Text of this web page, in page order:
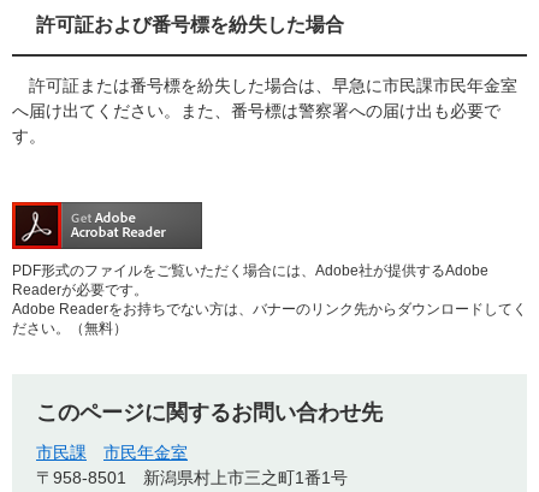
許可証および番号標を紛失した場合
許可証または番号標を紛失した場合は、早急に市民課市民年金室
へ届け出てください。また、番号標は警察署への届け出も必要で
す。
PDF形式のファイルをご覧いただく場合には、Adobe社が提供するAdobe
Readerが必要です。
Adobe Readerをお持ちでない方は、バナーのリンク先からダウンロードしてく
ださい。（無料）
このページに関するお問い合わせ先
市民課
市民年金室
〒958-8501
新潟県村上市三之町1番1号